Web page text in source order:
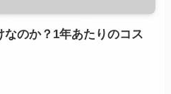
のか？1年あたりのコス